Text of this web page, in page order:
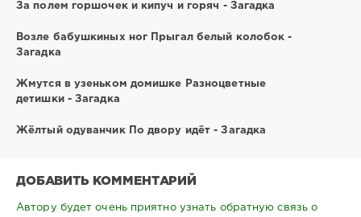
За полем горшочек и кипуч и горяч - Загадка
Возле бабушкиных ног Прыгал белый колобок -
Загадка
Жмутся в узеньком домишке Разноцветные
детишки - Загадка
Жёлтый одуванчик По двору идёт - Загадка
ДОБАВИТЬ КОММЕНТАРИЙ
Автору будет очень приятно узнать обратную связь о